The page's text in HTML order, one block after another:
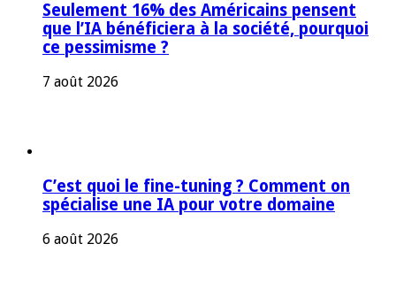
Seulement 16% des Américains pensent
que l’IA bénéficiera à la société, pourquoi
ce pessimisme ?
7 août 2026
C’est quoi le fine-tuning ? Comment on
spécialise une IA pour votre domaine
6 août 2026